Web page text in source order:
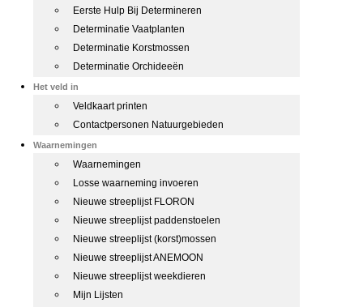
Eerste Hulp Bij Determineren
Determinatie Vaatplanten
Determinatie Korstmossen
Determinatie Orchideeën
Het veld in
Veldkaart printen
Contactpersonen Natuurgebieden
Waarnemingen
Waarnemingen
Losse waarneming invoeren
Nieuwe streeplijst FLORON
Nieuwe streeplijst paddenstoelen
Nieuwe streeplijst (korst)mossen
Nieuwe streeplijst ANEMOON
Nieuwe streeplijst weekdieren
Mijn Lijsten